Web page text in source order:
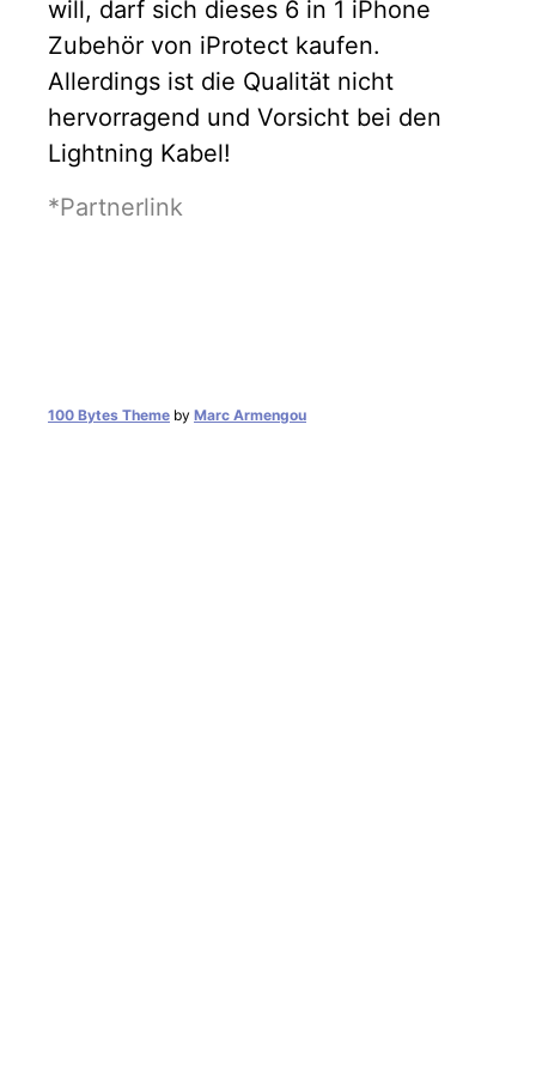
will, darf sich dieses 6 in 1 iPhone
Zubehör von iProtect kaufen.
Allerdings ist die Qualität nicht
hervorragend und Vorsicht bei den
Lightning Kabel!
*Partnerlink
100 Bytes Theme by Marc Armengou